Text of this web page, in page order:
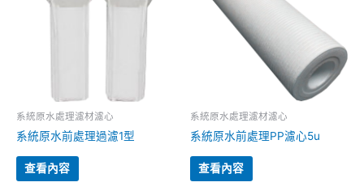
系統原水處理濾材濾心
系統原水前處理過濾1型
查看內容
系統原水處理濾材濾心
系統原水前處理PP濾心5u
查看內容